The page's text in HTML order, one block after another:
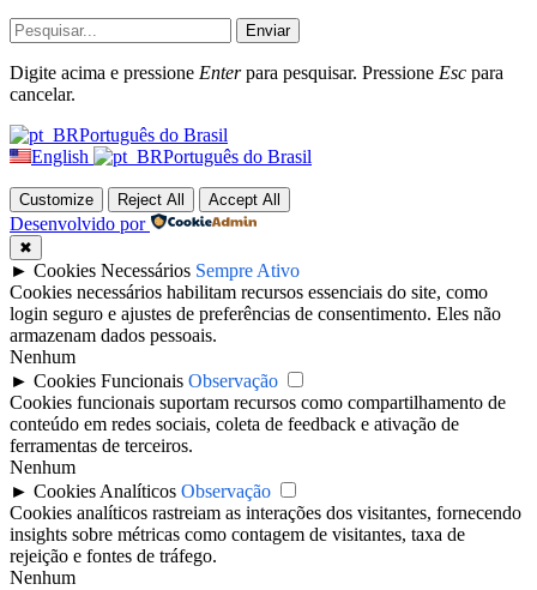
Enviar
Digite acima e pressione Enterpara pesquisar. Pressione Esc para
cancelar.
Português do Brasil
English
Português do Brasil
Customize Reject All Accept All
Desenvolvido por
✖
► Cookies Necessários Sempre Ativo
Cookies necessários habilitam recursos essenciais do site, como
login seguro e ajustes de preferências de consentimento. Eles não
armazenam dados pessoais.
Nenhum
► Cookies Funcionais Observação
Cookies funcionais suportam recursos como compartilhamento de
conteúdo em redes sociais, coleta de feedback e ativação de
ferramentas de terceiros.
Nenhum
► Cookies Analíticos Observação
Cookies analíticos rastreiam as interações dos visitantes, fornecendo
insights sobre métricas como contagem de visitantes, taxa de
rejeição e fontes de tráfego.
Nenhum